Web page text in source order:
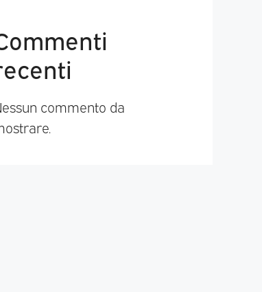
commento da